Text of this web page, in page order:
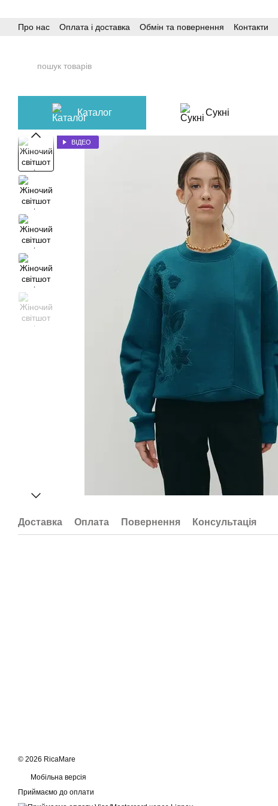
Про нас
Оплата і доставка Обмін та повернення Контакти
Каталог Сукні
ВІДЕО
Доставка Оплата Повернення Консультація
© 2026 RicaMare
Мобільна версія
Приймаємо до оплати